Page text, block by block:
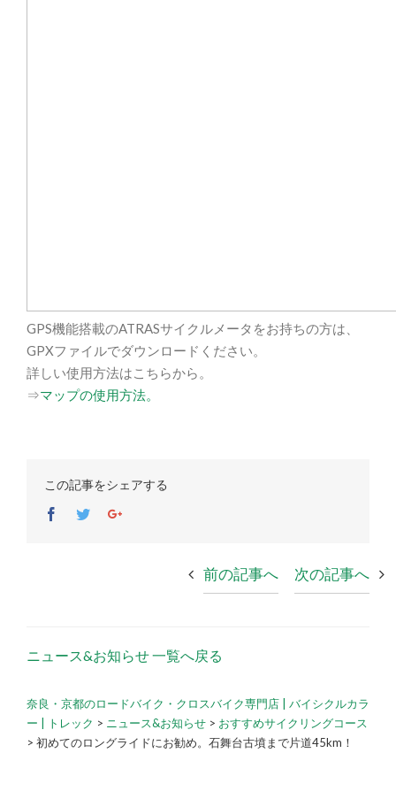
GPS機能搭載のATRASサイクルメータをお持ちの方は、
GPXファイルでダウンロードください。
詳しい使用方法はこちらから。
⇒マップの使用方法。
この記事をシェアする
Facebook
TwitterGoogle+
前の記事へ 次の記事へ
ニュース&お知らせ 一覧へ戻る
奈良・京都のロードバイク・クロスバイク専門店 | バイシクルカラ
ー | トレック > ニュース&お知らせ > おすすめサイクリングコース
> 初めてのロングライドにお勧め。石舞台古墳まで片道45km！